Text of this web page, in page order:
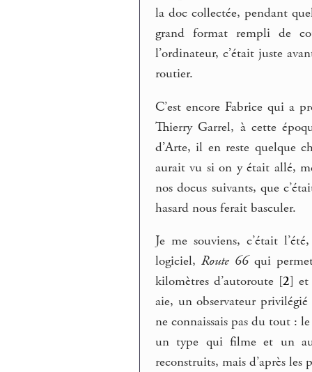
la doc collectée, pendant
grand format rempli de
l’ordinateur, c’était juste
routier.
C’est encore Fabrice qui a
Thierry Garrel, à cette
d’Arte, il en reste quelque
aurait vu si on y était allé,
nos docus suivants, que
hasard nous ferait basculer.
Je me souviens, c’était
logiciel, Route 66qui
kilomètres d’autoroute[2] et
aie, un observateur
ne connaissais pas du tout :
un type qui filme et un
reconstruits, mais d’après les